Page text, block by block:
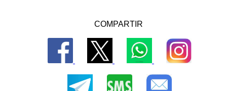
COMPARTIR